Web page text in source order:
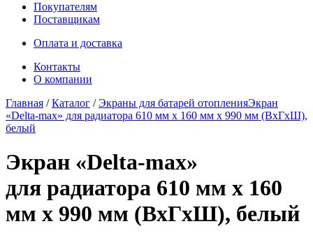
Покупателям
Поставщикам
Оплата и доставка
Контакты
О компании
Главная /Каталог /Экраны для батарей отопленияЭкран
«Delta-max» для радиатора 610 мм х 160 мм х 990 мм (ВхГхШ),
белый
Экран «Delta-max»
для радиатора 610 мм х 160
мм х 990 мм (ВхГхШ), белый